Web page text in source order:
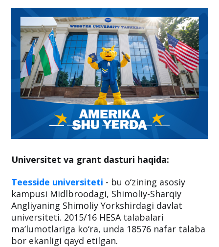
Universitet va grant dasturi haqida:
Teesside universiteti - bu o‘zining asosiy
kampusi Midlbroodagi, Shimoliy-Sharqiy
Angliyaning Shimoliy Yorkshirdagi davlat
universiteti. 2015/16 HESA talabalari
ma’lumotlariga ko‘ra, unda 18576 nafar talaba
bor ekanligi qayd etilgan.